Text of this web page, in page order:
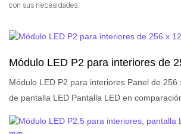
con sus necesidades.
Módulo LED P2 para interiores de
Módulo LED P2 para interiores Panel de 256
de pantalla LED Pantalla LED en
similares en el mercado, tiene ventajas
incomparables en términos de rendimiento,